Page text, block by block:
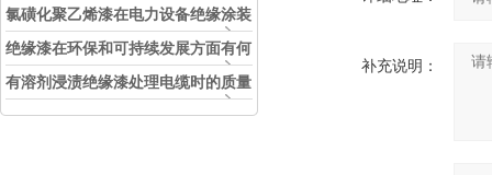
看如何选择
氯磺化聚乙烯漆在电力设备绝缘涂装
中的实际应用效果
绝缘漆在环保和可持续发展方面有何
考虑？
有溶剂浸渍绝缘漆处理电缆时的质量
和安全性考虑因素
补充说明：